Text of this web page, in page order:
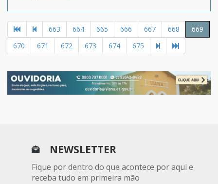
663 664 665 666 667 668
669
670
671 672 673 674 675
NEWSLETTER
Fique por dentro do que acontece por aqui e
receba tudo em primeira mão